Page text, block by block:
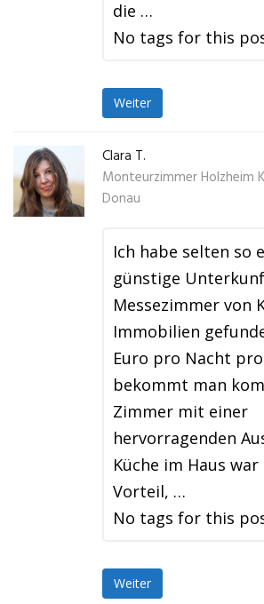
die …
No tags for this
Weiter
Clara T.
Monteurzimmer Holzheim
Donau
Ich habe selten so
günstige
Messezimmer von
Immobilien
Euro pro Nacht
bekommt man
Zimmer mit einer
hervorragenden
Küche im Haus
Vorteil, …
No tags for this
Weiter